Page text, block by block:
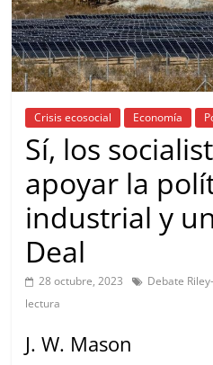
Crisis ecosocial Economía
Sí, los
apoyar la
industrial y
Deal
28 octubre, 2023 Debate
lectura
J. W. Mason